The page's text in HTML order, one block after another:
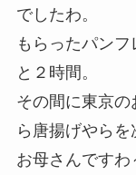
でしたわ。
もらったパン
と２時間。
その間に東京
ら唐揚げやら
お母さんですわ